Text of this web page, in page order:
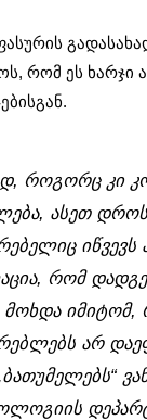
რომ ეს ხარჯი
როგორც კი
ასეთ
იწვევს
რომ
მოხდა იმიტომ,
არ